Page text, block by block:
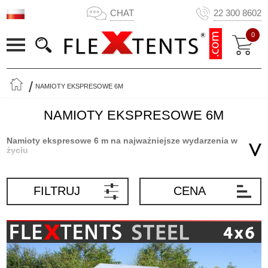
CHAT 22 300 8602
0
NAMIOTY EKSPRESOWE 6M
NAMIOTY EKSPRESOWE 6M
Namioty ekspresowe 6 m na najważniejsze wydarzenia w
życiu
miejscem na wszystkie wasze wielkie wydarzenia w życiu. Namiot
jest wykonany z mocnych, lekkich materiałów i jest zaskakująco
wszelkie uroczystości, np. romantyczny ślub i letnie przyjęcie w
ogrodzie lub profesjonalne wydarzenia, takie jak targi lub wystawy.
Wytrzymałe namioty 6 m dają też cień od słońca i schronienie
przed deszczem. Popularne namioty ekspresowe FleXtents® od
FILTRUJ CENA